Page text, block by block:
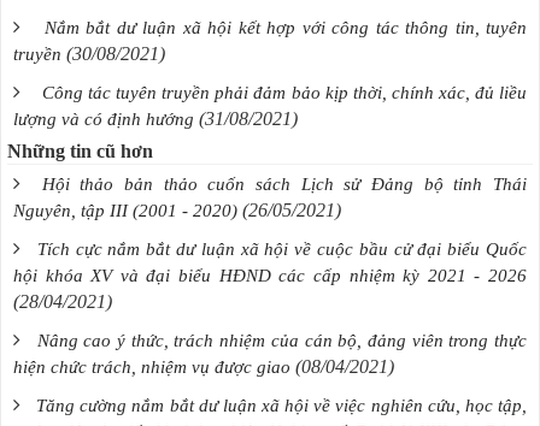
Nắm bắt dư luận xã hội kết hợp với công tác thông tin, tuyên
truyền (30/08/2021)
Công tác tuyên truyền phải đảm bảo kịp thời, chính xác, đủ liều
lượng và có định hướng (31/08/2021)
Những tin cũ hơn
Hội thảo bản thảo cuốn sách Lịch sử Đảng bộ tỉnh Thái
Nguyên, tập III (2001 - 2020) (26/05/2021)
Tích cực nắm bắt dư luận xã hội về cuộc bầu cử đại biểu Quốc
hội khóa XV và đại biểu HĐND các cấp nhiệm kỳ 2021 - 2026
(28/04/2021)
Nâng cao ý thức, trách nhiệm của cán bộ, đảng viên trong thực
hiện chức trách, nhiệm vụ được giao (08/04/2021)
Tăng cường nắm bắt dư luận xã hội về việc nghiên cứu, học tập,